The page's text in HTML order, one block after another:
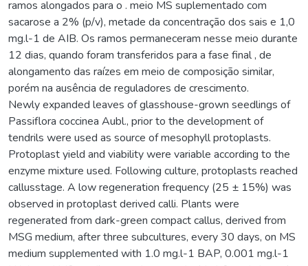
ramos alongados para o . meio MS suplementado com
sacarose a 2% (p/v), metade da concentração dos sais e 1,0
mg.l-1 de AIB. Os ramos permaneceram nesse meio durante
12 dias, quando foram transferidos para a fase final , de
alongamento das raízes em meio de composição similar,
porém na ausência de reguladores de crescimento.
Newly expanded leaves of glasshouse-grown seedlings of
Passiflora coccinea Aubl., prior to the development of
tendrils were used as source of mesophyll protoplasts.
Protoplast yield and viability were variable according to the
enzyme mixture used. Following culture, protoplasts reached
callusstage. A low regeneration frequency (25 ± 15%) was
observed in protoplast derived calli. Plants were
regenerated from dark-green compact callus, derived from
MSG medium, after three subcultures, every 30 days, on MS
medium supplemented with 1.0 mg.l-1 BAP, 0.001 mg.l-1